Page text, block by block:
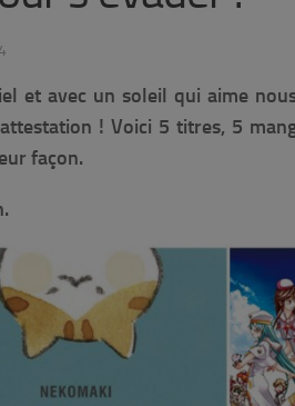
et avec un soleil qui aime
! Voici 5 titres, 5
façon.